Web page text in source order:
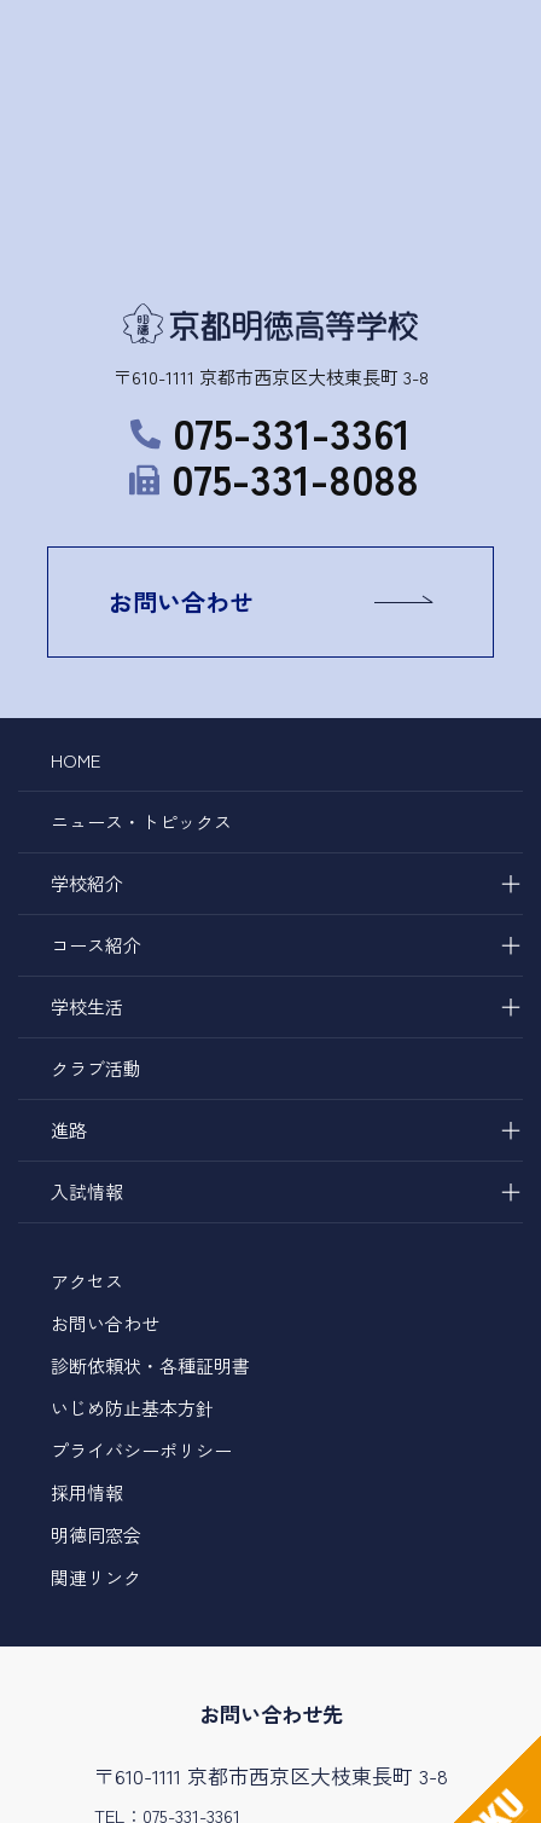
〒610-1111 京都市西京区大枝東長町 3-8
075-331-3361
075-331-8088
お問い合わせ
HOME
ニュース・トピックス
学校紹介 ＋
コース紹介 ＋
学校生活 ＋
クラブ活動
進路 ＋
入試情報 ＋
アクセス
お問い合わせ
診断依頼状・各種証明書
いじめ防止基本方針
プライバシーポリシー
採用情報
明徳同窓会
関連リンク
お問い合わせ先
〒610-1111 京都市西京区大枝東長町 3-8
TEL：075-331-3361